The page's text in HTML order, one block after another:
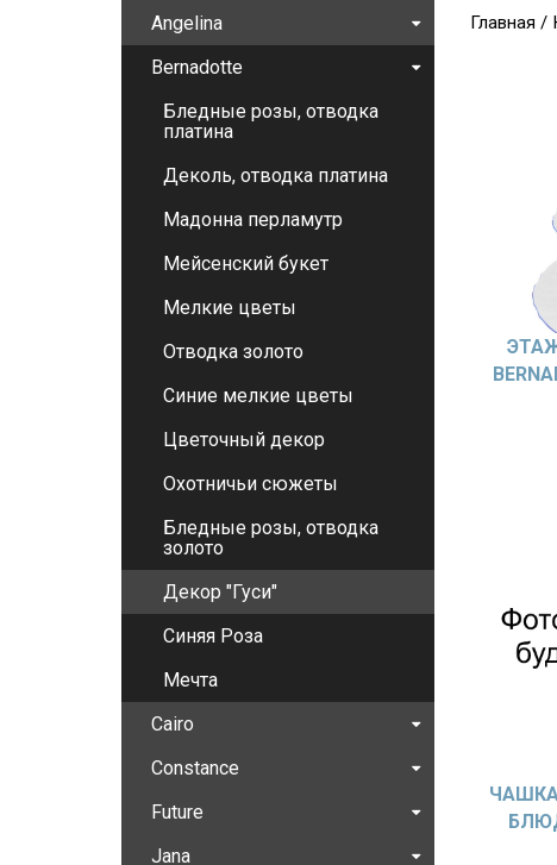
Главная /
Angelina
Bernadotte
Бледные розы, отводка
платина
Деколь, отводка платина
Мадонна перламутр
Мейсенский букет
Мелкие цветы
Отводка золото
Синие мелкие цветы
Цветочный декор
Охотничьи сюжеты
Бледные розы, отводка
золото
Декор "Гуси"
Синяя Роза
Мечта
Cairo
Constance
Future
Jana